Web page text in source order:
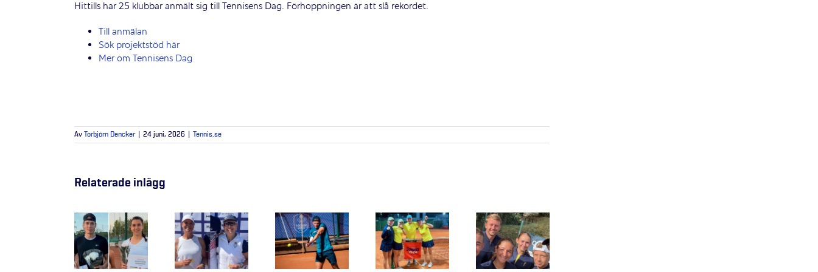
Hittills har 25 klubbar anmält sig till Tennisens Dag. Förhoppningen är att slå rekordet.
Till anmälan
Sök projektstöd här
Mer om Tennisens Dag
Av Torbjörn Dencker 24 juni, 2026 Tennis.se
Relaterade inlägg